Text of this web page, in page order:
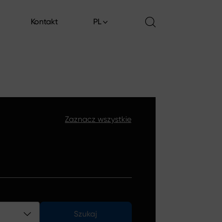
Kontakt
PL
Zaznacz wszystkie
Szukaj